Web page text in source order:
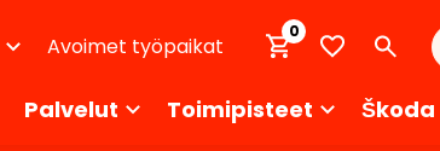
Avoimet työpaikat
0
Palvelut Toimipisteet